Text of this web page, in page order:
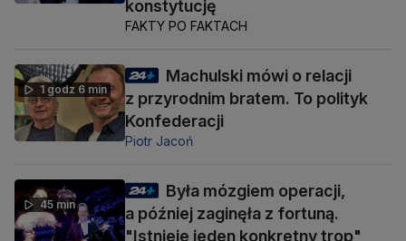
konstytucję
FAKTY PO FAKTACH
1 godz 6 min
Machulski mówi o relacji
z przyrodnim bratem. To polityk
Konfederacji
Piotr Jacoń
45 min
Była mózgiem operacji,
a później zaginęła z fortuną.
"Istnieje jeden konkretny trop"